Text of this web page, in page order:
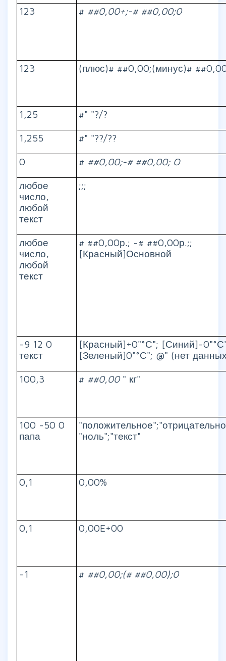
123 # ##0,00+;-# ##0,00;0
123 (плюс)# ##0,00;(минус)#
1,25 #" "?/?
1,255 #" "??/??
0 # ##0,00;-# ##0,00; O
любое
число,
любой
текст
;;;
любое
число,
любой
текст
# ##0,00р.; -# ##0,00р.;;
[Красный]Основной
-9 12 0
текст
[Красный]+0"°С"; [Синий]-
[Зеленый]0"°С"; @" (нет
100,3 # ##0,00 " кг"
100 -50 0
папа
"ноль";"текст"
0,1 0,00%
0,1 0,00E+00
-1 # ##0,00;(# ##0,00);0